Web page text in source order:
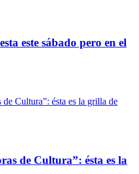
este sábado pero en el
de Cultura”: ésta es la